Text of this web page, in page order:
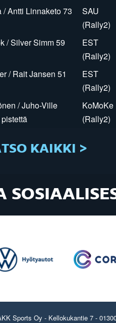
/ Antti Linnaketo 73
SAU
(Rally2)
/ Silver Simm 59
EST
(Rally2)
/ Rait Jansen 51
EST
(Rally2)
/ Juho-Ville
KoMoKe
(Rally2)
KAIKKI >
Sports Oy - Kellokukantie 7 -